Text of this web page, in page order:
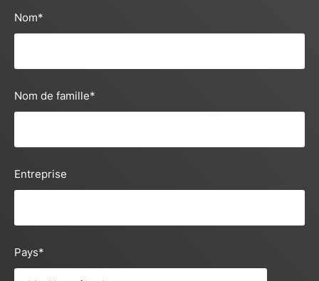
Nom*
Nom de famille*
Entreprise
Pays*